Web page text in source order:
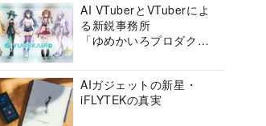
AI VTuberとVTuberによ
る新鋭事務所
「ゆめかいろプロダクシ
AIガジェットの新星・
iFLYTEKの真実